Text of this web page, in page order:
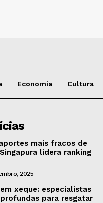
Economia Cultura
mais fracos de
lidera ranking
2025
xeque: especialistas
para resgatar